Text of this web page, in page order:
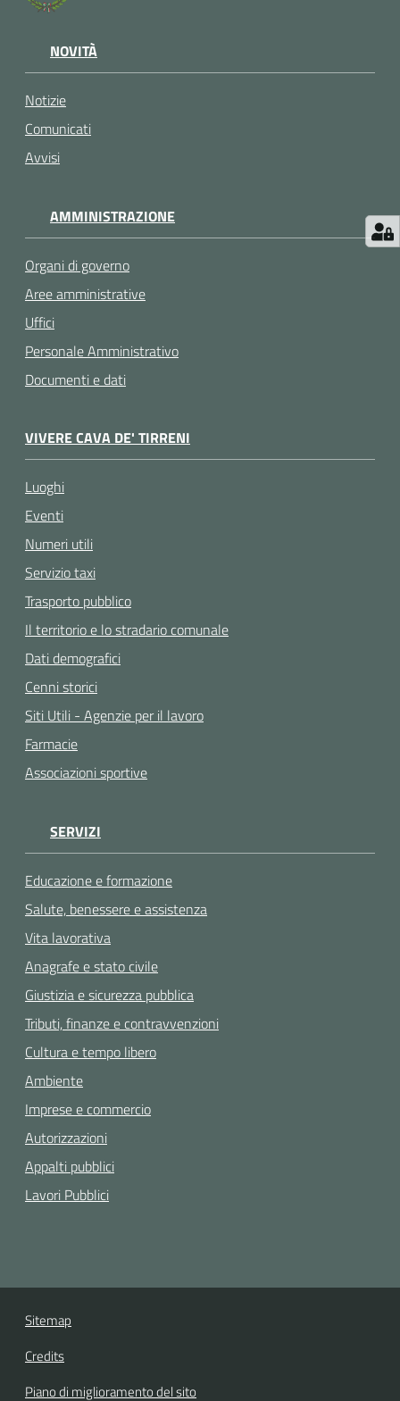
NOVITÀ
Notizie
Comunicati
Avvisi
AMMINISTRAZIONE
Organi di governo
Aree amministrative
Uffici
Personale Amministrativo
Documenti e dati
VIVERE CAVA DE' TIRRENI
Luoghi
Eventi
Numeri utili
Servizio taxi
Trasporto pubblico
Il territorio e lo stradario comunale
Dati demografici
Cenni storici
Siti Utili - Agenzie per il lavoro
Farmacie
Associazioni sportive
SERVIZI
Educazione e formazione
Salute, benessere e assistenza
Vita lavorativa
Anagrafe e stato civile
Giustizia e sicurezza pubblica
Tributi, finanze e contravvenzioni
Cultura e tempo libero
Ambiente
Imprese e commercio
Autorizzazioni
Appalti pubblici
Lavori Pubblici
Sitemap
Credits
Piano di miglioramento del sito